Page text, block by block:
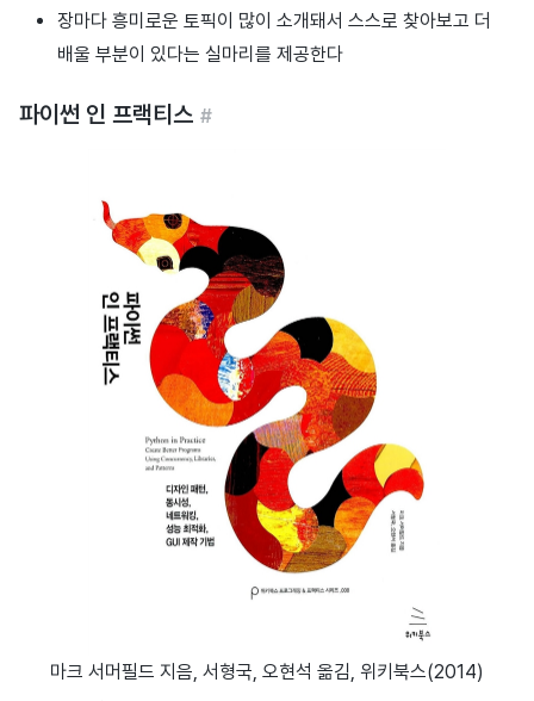
장마다 흥미로운 토픽이 많이 소개돼서 스스로 찾아보고 더
배울 부분이 있다는 실마리를 제공한다
파이썬 인 프랙티스 #
마크 서머필드 지음, 서형국, 오현석 옮김, 위키북스(2014)